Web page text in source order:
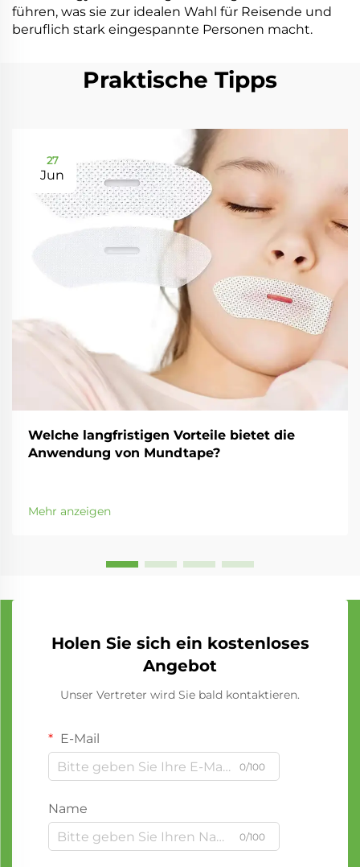
führen, was sie zur idealen Wahl für Reisende und
beruflich stark eingespannte Personen macht.
Praktische Tipps
27
Jun
Welche langfristigen Vorteile bietet die
Anwendung von Mundtape?
Mehr anzeigen
Holen Sie sich ein kostenloses
Angebot
Unser Vertreter wird Sie bald kontaktieren.
E-Mail
0/100
Name
0/100